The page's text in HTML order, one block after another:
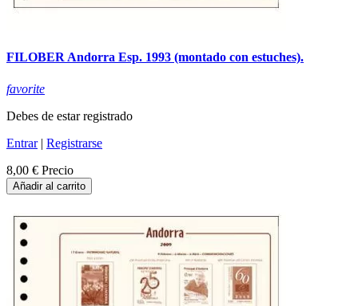
FILOBER Andorra Esp. 1993 (montado con estuches).
favorite
Debes de estar registrado
Entrar| Registrarse
8,00 € Precio
Añadir al carrito